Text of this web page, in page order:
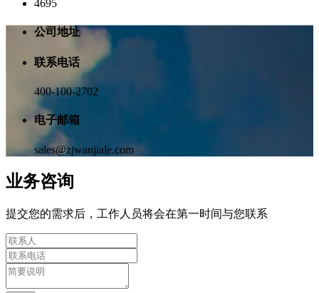
4695
公司地址
联系电话
400-100-2702
电子邮箱
sales@zjwanjiale.com
业务咨询
提交您的需求后，工作人员将会在第一时间与您联系